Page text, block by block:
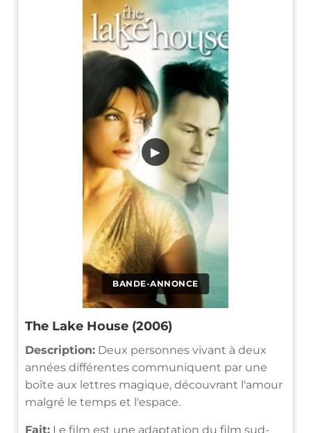
BANDE-ANNONCE
▶
The Lake House (2006)
Description: Deux personnes vivant à deux
années différentes communiquent par une
boîte aux lettres magique, découvrant l'amour
malgré le temps et l'espace.
Fait: Le film est une adaptation du film sud-